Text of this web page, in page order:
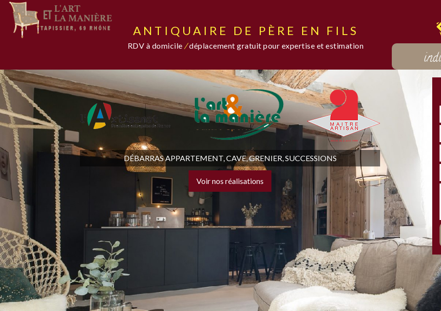
ANTIQUAIRE DE PÈRE EN FILS
RDV à domicile /déplacement gratuit pour expertise et estimation
DÉBARRAS APPARTEMENT, CAVE, GRENIER, SUCCESSIONS
Voir nos réalisations